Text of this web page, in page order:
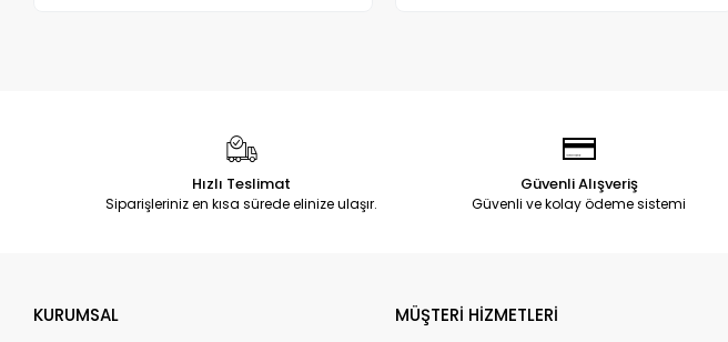
Hızlı Teslimat
Siparişleriniz en kısa sürede elinize ulaşır.
Güvenli Alışveriş
Güvenli ve kolay ödeme sistemi
KURUMSAL MÜŞTERİ HİZMETLERİ